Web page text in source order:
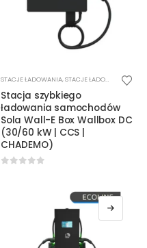
STACJE ŁADOWANIA,STACJE ŁADOWANIA DC
Stacja szybkiego
ładowania samochodów
Sola Wall-E Box Wallbox DC
(30/60 kW | CCS |
CHADEMO)